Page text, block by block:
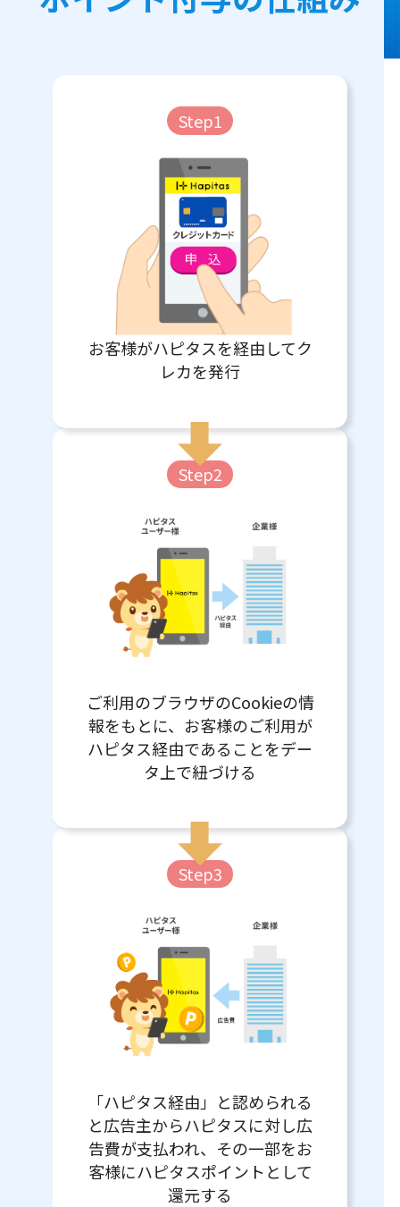
Step1
お客様がハピタスを経由してク
レカを発行
Step2
ご利用のブラウザのCookieの情
報をもとに、お客様のご利用が
ハピタス経由であることをデー
タ上で紐づける
Step3
「ハピタス経由」と認められる
と広告主からハピタスに対し広
告費が支払われ、その一部をお
客様にハピタスポイントとして
還元する